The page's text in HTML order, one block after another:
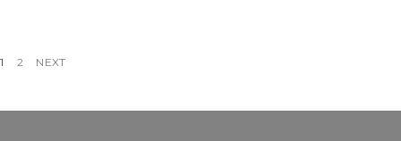
Beitragsnavigation
1 2 NEXT